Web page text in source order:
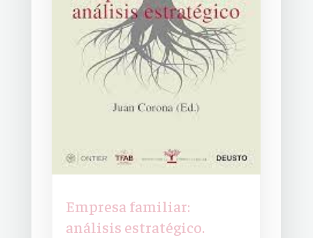
Empresa familiar:
análisis estratégico.